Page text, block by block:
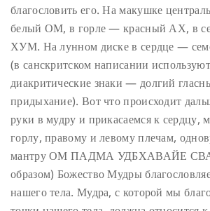
благословить его. На макушке
белый ОМ, в горле — красный АХ, в
ХУМ. На лунном диске в сердце —
(в санскритском написании
диакритические знаки — долгий
придыхание). Вот что происходит
руки в мудру и прикасаемся к сердцу,
горлу, правому и левому плечам,
мантру ОМ ПАДМА УДБХАВАЙЕ
образом) Божество Мудры
нашего тела. Мудра, с которой мы